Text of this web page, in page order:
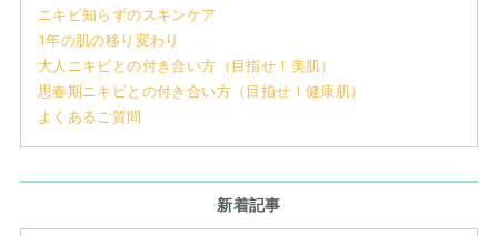
ニキビ知らずのスキンケア
1年の肌の移り変わり
大人ニキビとの付き合い方（目指せ！美肌）
思春期ニキビとの付き合い方（目指せ！健康肌）
よくあるご質問
新着記事